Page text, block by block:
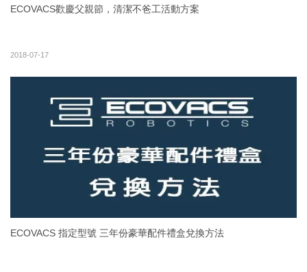
ECOVACS歡慶父親節，清潔不爸工活動方案
2018-07-17
ECOVACS 指定型號 三年份豪華配件禮盒兌換方法